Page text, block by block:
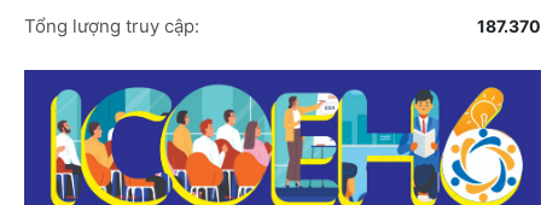
Tổng lượng truy cập: 187.370